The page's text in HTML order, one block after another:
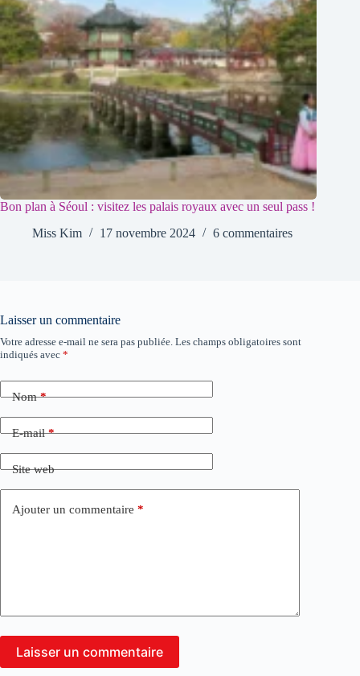
Bon plan à Séoul : visitez les palais royaux avec un seul pass !
Miss Kim
17 novembre 2024 6 commentaires
Laisser un commentaire
Votre adresse e-mail ne sera pas publiée. Les champs obligatoires sont
indiqués avec *
Nom*
E-mail*
Site web
Ajouter un commentaire *
Laisser un commentaire